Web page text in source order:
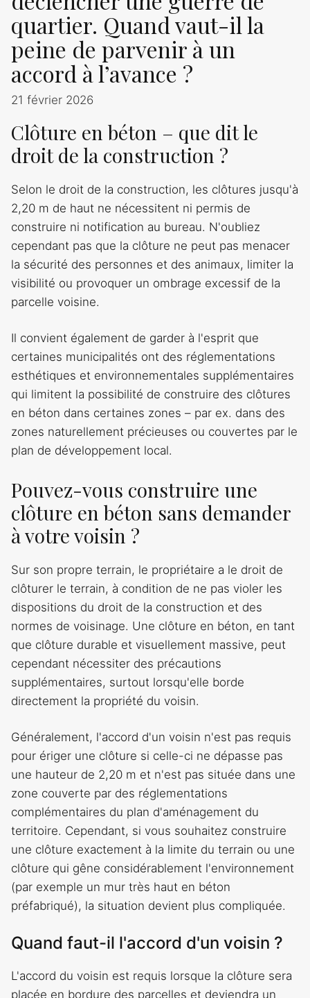
quartier. Quand vaut-il la
peine de parvenir à un
accord à l’avance ?
21 février 2026
Clôture en béton – que dit le
droit de la construction ?
Selon le droit de la construction, les clôtures jusqu'à
2,20 m de haut ne nécessitent ni permis de
construire ni notification au bureau. N'oubliez
cependant pas que la clôture ne peut pas menacer
la sécurité des personnes et des animaux, limiter la
visibilité ou provoquer un ombrage excessif de la
parcelle voisine.
Il convient également de garder à l'esprit que
certaines municipalités ont des réglementations
esthétiques et environnementales supplémentaires
qui limitent la possibilité de construire des clôtures
en béton dans certaines zones – par ex. dans des
zones naturellement précieuses ou couvertes par le
plan de développement local.
Pouvez-vous construire une
clôture en béton sans demander
à votre voisin ?
Sur son propre terrain, le propriétaire a le droit de
clôturer le terrain, à condition de ne pas violer les
dispositions du droit de la construction et des
normes de voisinage. Une clôture en béton, en tant
que clôture durable et visuellement massive, peut
cependant nécessiter des précautions
supplémentaires, surtout lorsqu'elle borde
directement la propriété du voisin.
Généralement, l'accord d'un voisin n'est pas requis
pour ériger une clôture si celle-ci ne dépasse pas
une hauteur de 2,20 m et n'est pas située dans une
zone couverte par des réglementations
complémentaires du plan d'aménagement du
territoire. Cependant, si vous souhaitez construire
une clôture exactement à la limite du terrain ou une
clôture qui gêne considérablement l'environnement
(par exemple un mur très haut en béton
préfabriqué), la situation devient plus compliquée.
Quand faut-il l'accord d'un voisin ?
L'accord du voisin est requis lorsque la clôture sera
placée en bordure des parcelles et deviendra un